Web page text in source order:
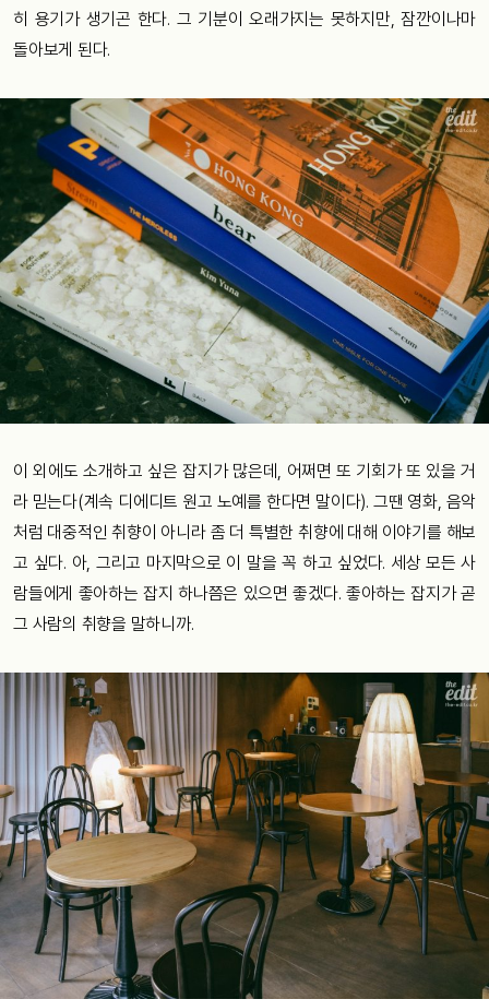
히 용기가 생기곤 한다. 그 기분이 오래가지는 못하지만 ,잠깐이나마
돌아보게 된다.
이 외에도 소개하고 싶은 잡지가 많은데 , 어쩌면또 기회가 또 있을 거
라 믿는다(계속 디에디트 원고 노예를 한다면 말이다). 그땐 영화, 음악
처럼 대중적인 취향이 아니라 좀 더 특별한 취향에 대해 이야기를 해보
고 싶다. 아, 그리고 마지막으로 이 말을 꼭 하고 싶었다. 세상 모든 사
람들에게 좋아하는 잡지 하나쯤은 있으면 좋겠다. 좋아하는 잡지가 곧
그 사람의 취향을 말하니까.